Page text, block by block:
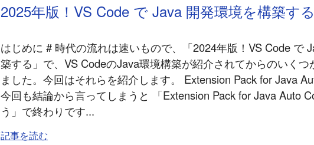
2025年版！VS Code で Java 開発環境を構築する
はじめに # 時代の流れは速いもので、「2024年版！VS Code で
築する」で、VS CodeのJava環境構築が紹介されてからのいく
ました。今回はそれらを紹介します。 Extension Pack for Java
今回も結論から言ってしまうと 「Extension Pack for Java Auto
う」で終わりです...
記事を読む